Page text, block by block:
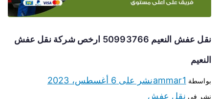
نقل عفش النعيم 50993766 ارخص شركة نقل عفش
النعيم
بواسطة ammar1نشر على 6 أغسطس، 2023
نشر في نقل عفش